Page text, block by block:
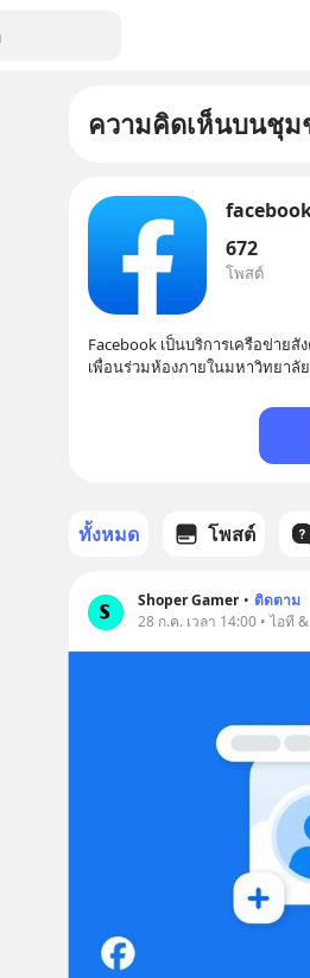
ความคิดเห็นบนชุ
672
โพสต์
Facebook เป็นบริการเครือข่าย
เพื่อนร่วมห้องภายในมหาวิทยาลั
ทั้งหมด โพสต์
Shoper Gamer • ติดตาม
28 ก.ค. เวลา 14:00 • ไอที